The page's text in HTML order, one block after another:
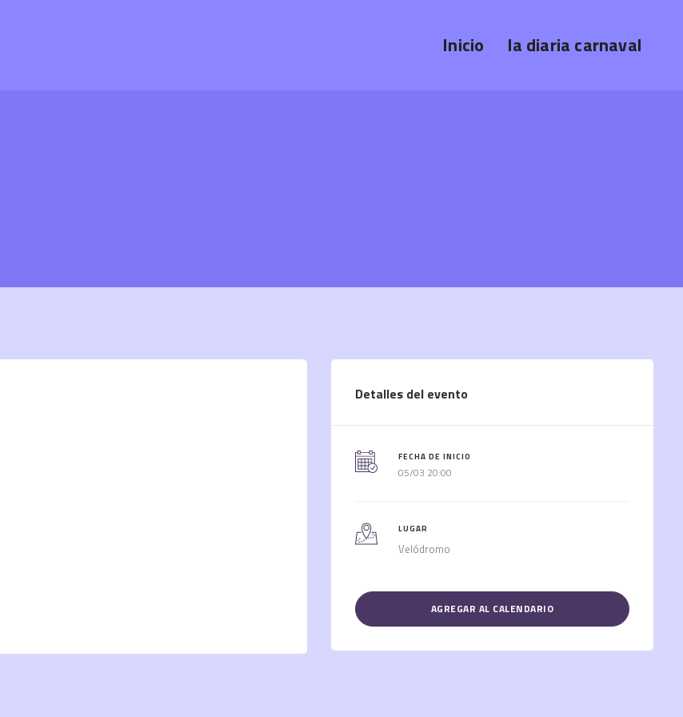
Inicio la diaria carnaval
Detalles del evento
FECHA DE INICIO
05/03 20:00
LUGAR
Velódromo
AGREGAR AL CALENDARIO